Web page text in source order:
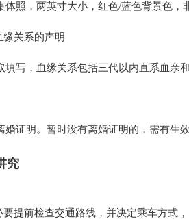
体照，两英寸大小，红色/蓝色背景色
关系的声明
填写，血缘关系包括三代以内直系血亲
婚证明。暂时没有离婚证明的，需有生
究
要提前检查交通路线，并决定乘车方式